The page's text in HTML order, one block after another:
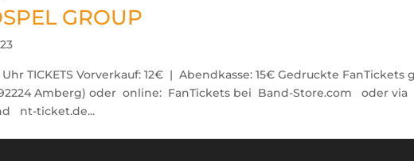
GROUP
TICKETS Vorverkauf: 12€ | Abendkasse: 15€ Gedruckte FanTickets
92224 Amberg) oder online: FanTickets bei Band-Store.com oder via
nt-ticket.de...